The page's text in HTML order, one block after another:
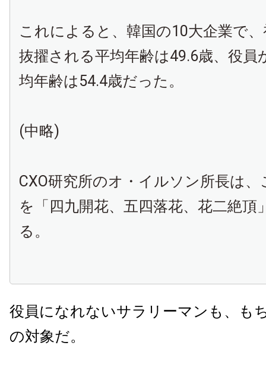
これによると、韓国の10大企業で
抜擢される平均年齢は49.6歳、役員
均年齢は54.4歳だった。
(中略)
CXO研究所のオ・イルソン所長は、
を「四九開花、五四落花、花二絶頂
る。
役員になれないサラリーマンも、も
の対象だ。